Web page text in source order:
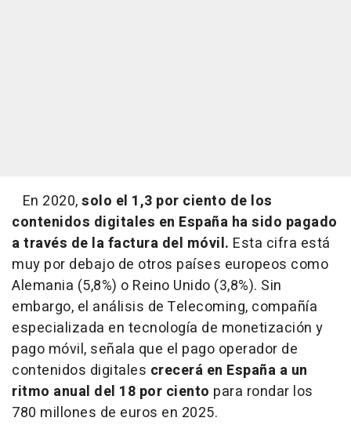
En 2020,solo el 1,3 por ciento de los
contenidos digitales en España ha sido pagado
a través de la factura del móvil. Esta cifra está
muy por debajo de otros países europeos como
Alemania (5,8%) o Reino Unido (3,8%). Sin
embargo, el análisis de Telecoming, compañía
especializada en tecnología de monetización y
pago móvil, señala que el pago operador de
contenidos digitales crecerá en España a un
ritmo anual del 18 por ciento para rondar los
780 millones de euros en 2025.